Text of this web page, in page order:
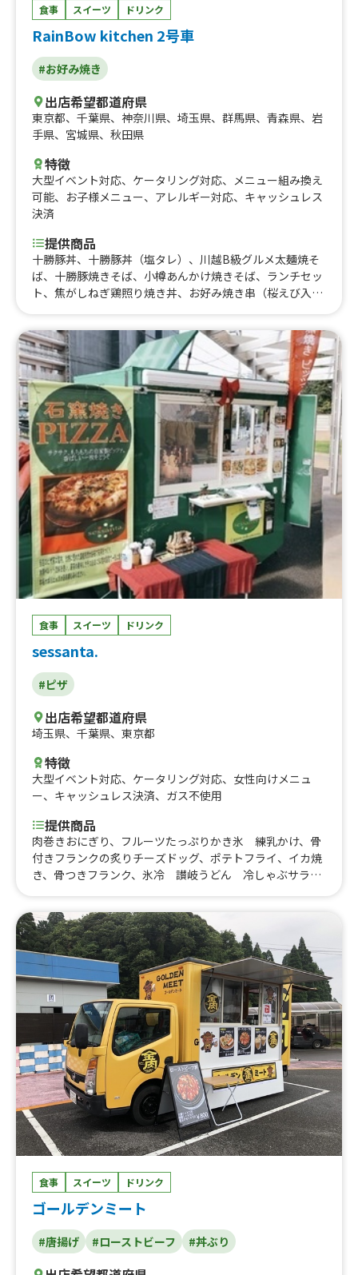
食事 スイーツ ドリンク
RainBow kitchen 2号車
#お好み焼き
出店希望都道府県
東京都、 千葉県、 神奈川県、 埼玉県、 群馬県、 青森県、 岩
手県、 宮城県、 秋田県
特徴
大型イベント対応、 ケータリング対応、 メニュー組み換え
可能、 お子様メニュー、 アレルギー対応、 キャッシュレス
決済
提供商品
十勝豚丼、十勝豚丼（塩タレ）、川越B級グルメ太麺焼そ
ば、十勝豚焼きそば、小樽あんかけ焼きそば、ランチセッ
ト、焦がしねぎ鶏照り焼き丼、お好み焼き串（桜えび入
まいもボール、15種類のふりふりポテト、トルネードウイ
ンナー、宮崎肉巻きおにぎり、ジャンボ照り焼きチキンス
テーキ、三河フランク、カラフルフルーツラムネ、ホッ
ト アイスドリンク、ホットココア、ホット アイスレモ
ネード、レモンサワー
食事 スイーツ ドリンク
sessanta.
#ピザ
出店希望都道府県
埼玉県、 千葉県、 東京都
特徴
大型イベント対応、 ケータリング対応、 女性向けメニュ
ー、 キャッシュレス決済、 ガス不使用
提供商品
肉巻きおにぎり、フルーツたっぷりかき氷 練乳かけ、骨
付きフランクの炙りチーズドッグ、ポテトフライ、イカ焼
き、骨つきフランク、氷冷 讃岐うどん 冷しゃぶサラダ
トピザ ボロネーゼ、まるごとトマトと生ハムの冷製パス
タ、三元豚 スパイシーポーク串、グリルハーブチキン
串、shave ice 苺、shave ice 檸檬、トルネードソーセー
ジ、チョリソーとハラペーニョの旨辛ピッツァ、石窯焼き
芋のミニピッツァ、チュロス各種、サバとトマトのパス
タ、オオズワイ蟹のビスク パスタ、イカとジェノベーゼ
のパスタ、パスタ ミートソース、かき氷各種、チキポテ
セット、ストロベリーフルーツティー、クラッシュストロ
ベリーラテ、クリームソーダ各種、ドッグピッツァ、イタ
リアンサラミとチーズのカルツォーネ （包み焼きピッツ
ァ）、4種のチーズとはちみつのピッツァ、ピッツァ ハ
ーフ&ハーフ、しらすのピッツァ、自家製 プリン、サバ
の香草パン粉焼き、ブルーベリーのミニピッツァ、グリル
チキン、スペアリブ、ピッツァ・マルゲリータ、ピッツ
ァ・オルトナーラ、チキンとペンネのトマトソース煮込
み チーズ焼き
食事 スイーツ ドリンク
ゴールデンミート
#唐揚げ #ローストビーフ #丼ぶり